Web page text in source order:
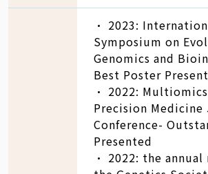
• 2023:
Symposium on
Genomics and
Best Poster
• 2022:
Precision
Conference-
Presented
• 2022: the